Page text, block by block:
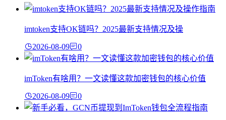
imtoken支持OK链吗？2025最新支持情况及操
2026-08-09 0
imToken有啥用？一文读懂这款加密钱包的核心价值
2026-08-09 0